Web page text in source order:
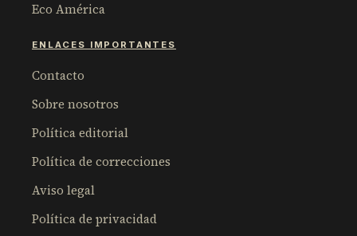
Eco América
ENLACES IMPORTANTES
Contacto
Sobre nosotros
Política editorial
Política de correcciones
Aviso legal
Política de privacidad